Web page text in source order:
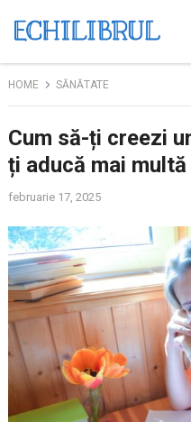
HOME SĂNĂTATE
Cum să-ți creezi
ți aducă mai
februarie 17, 2025